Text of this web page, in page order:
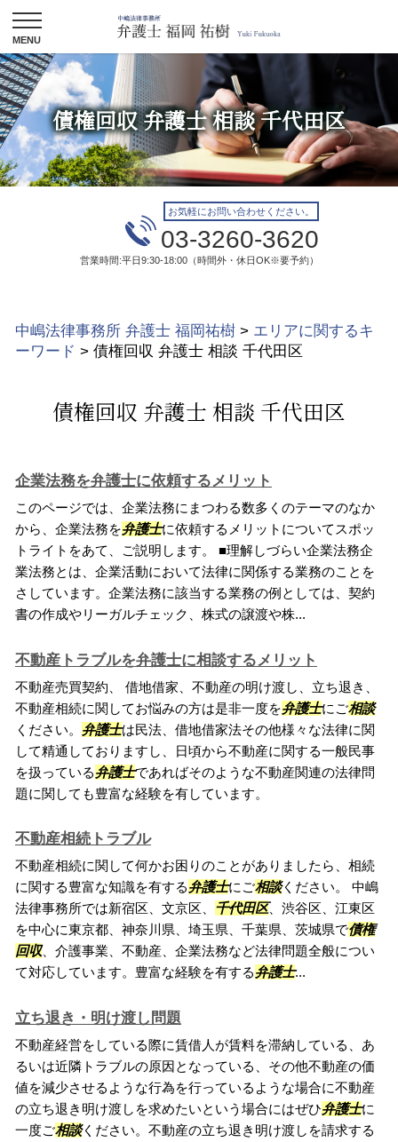
債権回収 弁護士 相談 千代田区
お気軽にお問い合わせください。
03-3260-3620
営業時間:平日9:30-18:00（時間外・休日OK※要予約）
中嶋法律事務所 弁護士 福岡祐樹 > エリアに関するキ
ーワード > 債権回収 弁護士 相談 千代田区
債権回収 弁護士 相談 千代田区
企業法務を弁護士に依頼するメリット
このページでは、企業法務にまつわる数多くのテーマのなか
から、企業法務を弁護士に依頼するメリットについてスポッ
トライトをあて、ご説明します。 ■理解しづらい企業法務企
業法務とは、企業活動において法律に関係する業務のことを
さしています。企業法務に該当する業務の例としては、契約
書の作成やリーガルチェック、株式の譲渡や株...
不動産トラブルを弁護士に相談するメリット
不動産売買契約、 借地借家、不動産の明け渡し、立ち退き、
不動産相続に関してお悩みの方は是非一度を弁護士にご相談
ください。 弁護士は民法、借地借家法その他様々な法律に関
して精通しておりますし、日頃から不動産に関する一般民事
を扱っている弁護士であればそのような不動産関連の法律問
題に関しても豊富な経験を有しています。
不動産相続トラブル
不動産相続に関して何かお困りのことがありましたら、相続
に関する豊富な知識を有する弁護士にご相談ください。 中嶋
法律事務所では新宿区、文京区、 千代田区、渋谷区、江東区
を中心に東京都、神奈川県、埼玉県、千葉県、茨城県で債権
回収、介護事業、不動産、企業法務など法律問題全般につい
て対応しています。豊富な経験を有する弁護士...
立ち退き・明け渡し問題
不動産経営をしている際に賃借人が賃料を滞納している、あ
るいは近隣トラブルの原因となっている、その他不動産の価
値を減少させるような行為を行っているような場合に不動産
の立ち退き明け渡しを求めたいという場合にはぜひ弁護士に
一度ご相談ください。不動産の立ち退き明け渡しを請求する